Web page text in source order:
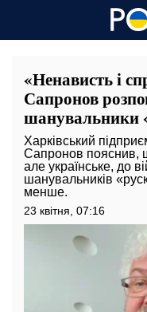
«Ненависть і
Сапронов
шанувальники
Харківський
Сапронов пояснив,
але українське, до
шанувальників
менше.
23 квітня, 07:16